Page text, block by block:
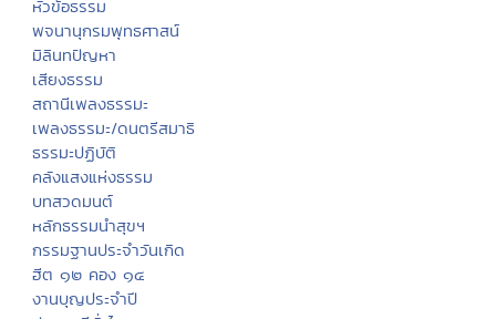
หัวข้อธรรม
พจนานุกรมพุทธศาสน์
มิลินทปัญหา
เสียงธรรม
สถานีเพลงธรรมะ
เพลงธรรมะ/ดนตรีสมาธิ
ธรรมะปฏิบัติ
คลังแสงแห่งธรรม
บทสวดมนต์
หลักธรรมนำสุขฯ
กรรมฐานประจำวันเกิด
ฮีต ๑๒ คอง ๑๔
งานบุญประจำปี